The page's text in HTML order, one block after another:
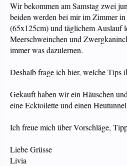
Wir bekommen am Samstag zwei
beiden werden bei mir im Zimmer
(65x125cm) und täglichem Auslauf
Meerschweinchen und
immer was dazulernen.
Deshalb frage ich hier, welche Tips
Gekauft haben wir ein Häuschen
eine Ecktoilette und einen
Ich freue mich über Vorschläge,
Liebe Grüsse
Livia